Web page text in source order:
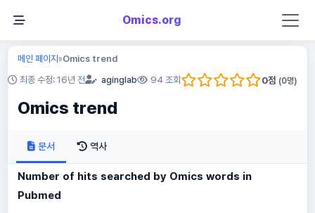
Omics.org
메인 페이지»Omics trend
최종 수정: 16년 전 aginglab 94 조회 0점 (0명)
Omics trend
문서 역사
Number of hits searched by Omics words in
Pubmed